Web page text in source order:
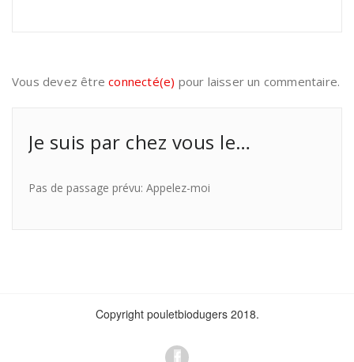
Vous devez êtreconnecté(e) pour laisser un commentaire.
Je suis par chez vous le…
Pas de passage prévu: Appelez-moi
Copyright pouletbiodugers 2018.